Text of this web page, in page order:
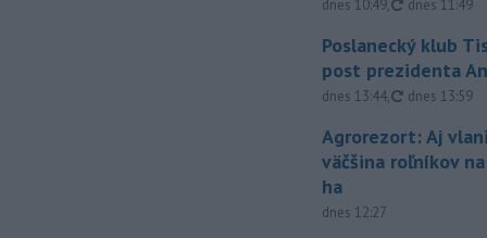
dnes 10:49, aktualizované
dnes 11:49
Poslanecký klub
post prezidenta
dnes 13:44, aktualizované
dnes 13:59
Agrorezort: Aj
väčšina roľníkov
ha
dnes 12:27